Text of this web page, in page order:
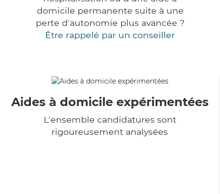
domicile permanente suite à une
perte d'autonomie plus avancée ?
Être rappelé par un conseiller
Aides à domicile expérimentées
L'ensemble candidatures sont
rigoureusement analysées